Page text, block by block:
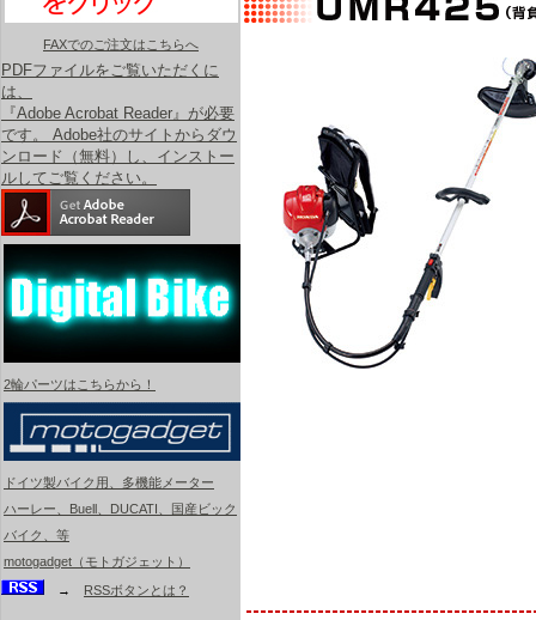
FAXでのご注文はこちらへ
PDFファイルをご覧いただくに
は、
『Adobe Acrobat Reader』が必要
です。 Adobe社のサイトからダウ
ンロード（無料）し、インストー
ルしてご覧ください。
2輪パーツはこちらから！
ドイツ製バイク用、多機能メーター
ハーレー、Buell、DUCATI、国産ビック
バイク、等
motogadget（モトガジェット）
→ RSSボタンとは？